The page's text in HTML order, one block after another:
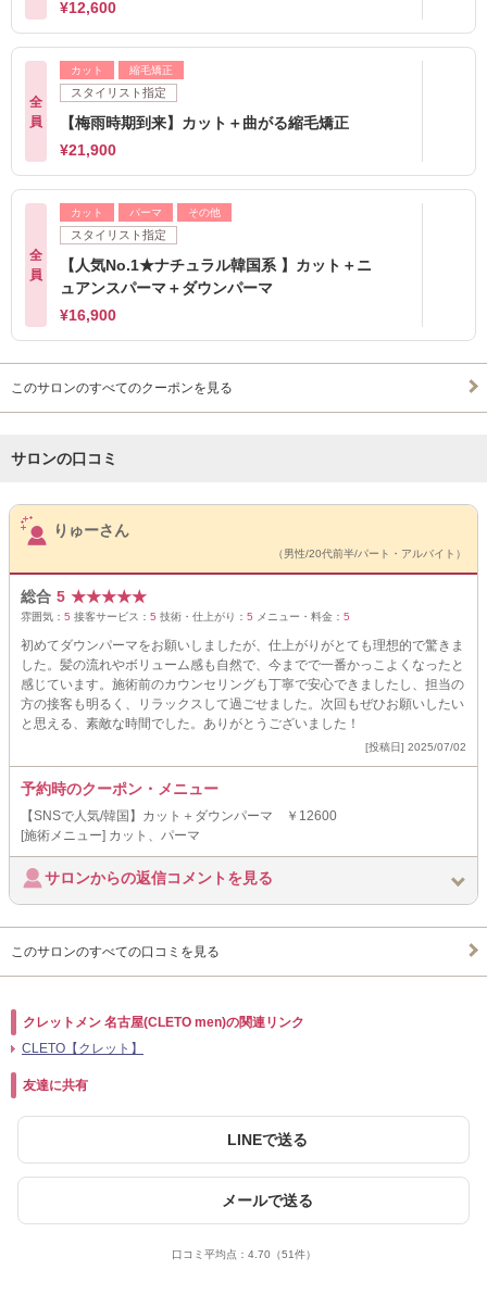
¥12,600
全
員
カット 縮毛矯正
スタイリスト指定
【梅雨時期到来】カット＋曲がる縮毛矯正
¥21,900
全
員
カット パーマ その他
スタイリスト指定
【人気No.1★ナチュラル韓国系 】カット＋ニ
ュアンスパーマ＋ダウンパーマ
¥16,900
このサロンのすべてのクーポンを見る
サロンの口コミ
サロンPick Up
りゅーさん
（男性/20代前半/パート・アルバイト）
総合 5 ★★★★★
雰囲気： 5 接客サービス： 5 技術・仕上がり： 5 メニュー・料金： 5
初めてダウンパーマをお願いしましたが、仕上がりがとても理想的で驚きま
した。髪の流れやボリューム感も自然で、今までで一番かっこよくなったと
感じています。施術前のカウンセリングも丁寧で安心できましたし、担当の
方の接客も明るく、リラックスして過ごせました。次回もぜひお願いしたい
と思える、素敵な時間でした。ありがとうございました！
[投稿日] 2025/07/02
予約時のクーポン・メニュー
【SNSで人気/韓国】カット＋ダウンパーマ ￥12600
[施術メニュー] カット、パーマ
サロンからの返信コメントを見る
このサロンのすべての口コミを見る
クレットメン 名古屋(CLETO men)の関連リンク
CLETO【クレット】
友達に共有
LINEで送る
メールで送る
口コミ平均点： 4.70 （51件）